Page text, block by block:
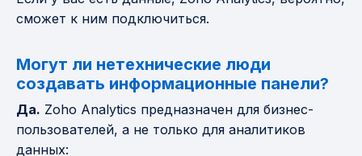
сможет к ним подключиться.
Могут ли нетехнические люди
создавать информационные панели?
Да. Zoho Analytics предназначен для бизнес-
пользователей, а не только для аналитиков
данных: